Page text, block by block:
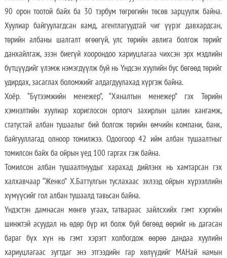
90 орон тоотой байх ба 30 тэрбум төгрөгийн төсөв зарцуулж байна.
Хуулиар байгуулагдсан яамд, агентлагуудтай чиг үүрэг давхардсан,
төрийн албаны шалгалт өгөөгүй, улс төрийн авлига болгож төрийг
данхайлгаж, эзэн биегүй хоорондоо хариуцлагаа чихсэн эрх мэдлийн
бүтцүүдийг үлэмж нэмэгдүүлж буй нь Үндсэн хуулийн бус бөгөөд төрийг
удирдах, засаглах боломжийг алдагдуулахад хүргэж байна.
Хоёр. “Бүтээмжийн менежер”, “Хяналтын менежер” гэх Төрийн
хэмнэлтийн хуулиар хориглосон орлогч захирлын цалин хангамж,
статустай албан тушаалыг бий болгож төрийн өмчийн компани, банк,
байгууллагад олноор томилжээ. Одоогоор 42 ийм албан тушаалтныг
томилсон байх ба ойрын үед 100 гаргах гэж байна.
Томилсон албан тушаалтнуудыг харахад дийлэнх нь хамтарсан гэх
халхавчаар “Женко” Х.Баттулгын туслахаас эхлээд ойрын хүрээллийн
хүмүүсийг гол албан тушаалд тавьсан байна.
Үндэстэн дамнасан мөнгө угаах, татвараас зайлсхийх гэмт хэргийн
шинжтэй асуудал нь өдөр бүр ил болж буй бөгөөд өөрийг нь дагасан
бараг бүх хүн нь гэмт хэрэгт холбогдож өөрөө дандаа хуулийн
хариуцлагаас зугтдаг энэ этгээдийн гар хөлүүдийг МАНай намын